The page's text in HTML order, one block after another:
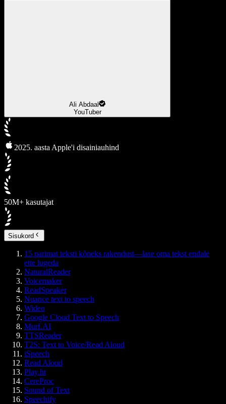
Ali Abdaal
YouTuber
2025. aasta Apple'i disainiauhind
50M+ kasutajat
Sisukord
15 parimat teksti kõneks rakendust—lase oma tekst endale
ette lugeda
NaturalReader
Voicemaker
ReadSpeaker
Nuance text to speech
Wideo
Google Cloud Text to Speech
Murf.AI
TTSReader
T2S: Text to Voice/Read Aloud
iSpeech
Read Aloud
Play.ht
CereProc
Sound of Text
Speechify